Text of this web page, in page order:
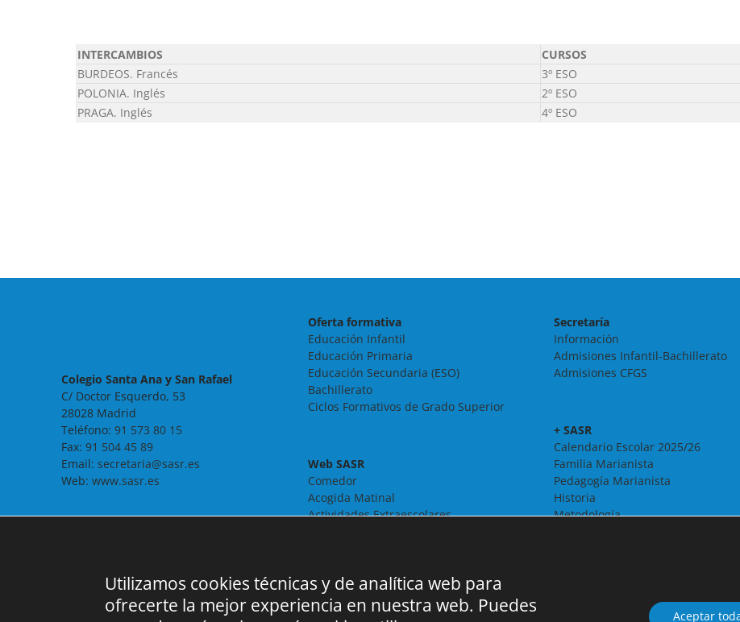
INTERCAMBIOS
CURSOS
BURDEOS. Francés
3º ESO
POLONIA. Inglés
2º ESO
PRAGA. Inglés
4º ESO
Colegio Santa Ana y San Rafael
C/ Doctor Esquerdo, 53
28028 Madrid
Teléfono:91 573 80 15
Fax:91 504 45 89
Email:secretaria@sasr.es
Web:www.sasr.es
Oferta formativa
Educación Infantil
Educación Primaria
Educación Secundaria (ESO)
Bachillerato
Ciclos Formativos de Grado Superior
Web SASR
Comedor
Acogida Matinal
Actividades Extraescolares
Secretaría
Información
Admisiones Infantil-Bachillerato
Admisiones CFGS
+ SASR
Calendario Escolar 2025/26
Familia Marianista
Pedagogía Marianista
Historia
Metodología
Utilizamos cookies técnicas y de analítica web para
ofrecerte la mejor experiencia en nuestra web. Puedes
Aceptar